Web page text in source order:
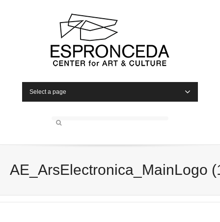
Select a page
AE_ArsElectronica_MainLogo